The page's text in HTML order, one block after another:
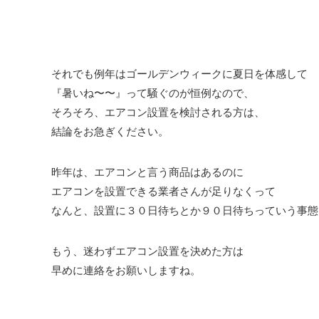
それでも例年はゴールデンウィークに夏日を体感して
『暑いね〜〜』って騒ぐのが恒例なので、
そろそろ、エアコン設置を検討される方は、
結論をお急ぎください。
昨年は、エアコンと言う商品はあるのに
エアコンを設置できる業者さんが足りなくって
なんと、設置に３０日待ちとか９０日待ちっていう事
もう、迷わずエアコン設置を決めた方は
早めに連絡をお願いしますね。